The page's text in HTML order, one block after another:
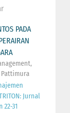
PADA
Pattimura
Jurnal
22-31